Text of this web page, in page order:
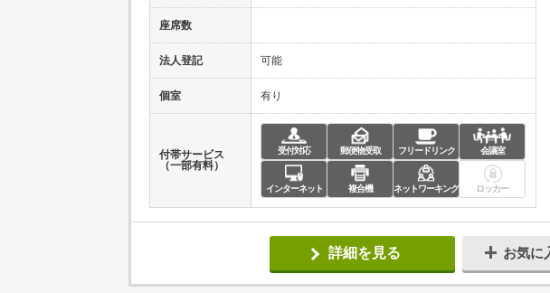
座席数
法人登記 可能
個室 有り
付帯サービス
（一部有料）
受付対応 郵便物受取 フリードリンク 会議室
インターネット 複合機 ネットワーキング ロッカー
詳細を見る お気に